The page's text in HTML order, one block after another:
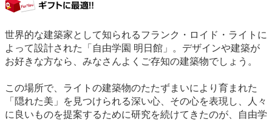
世界的な建築家として知られるフランク・ロイド・ライトに
よって設計された「自由学園 明日館」。デザインや建築が
お好きな方なら、みなさんよくご存知の建築物でしょう。
この場所で、ライトの建築物のたたずまいにより育まれた
「隠れた美」を見つけられる深い心、その心を表現し、人々
に良いものを提案するために研究を続けてきたのが、自由学